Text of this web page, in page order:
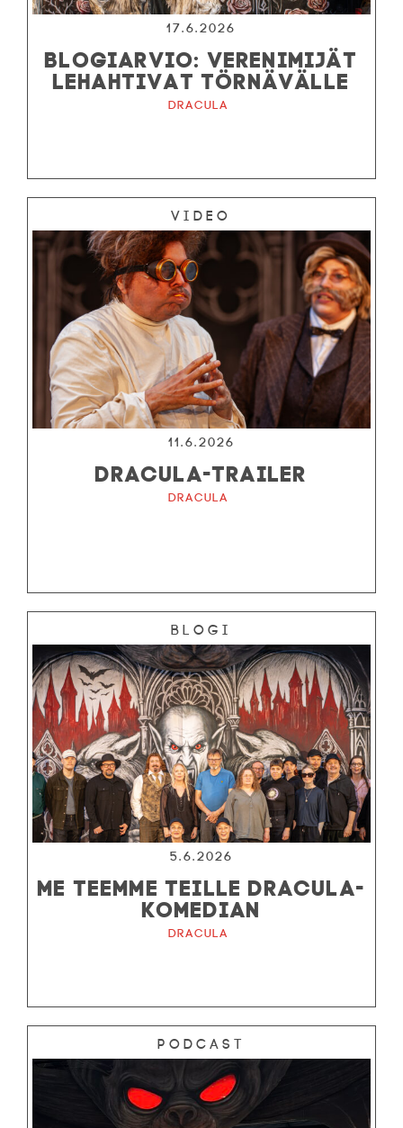
17.6.2026
BLOGIARVIO: VERENIMIJÄT
LEHAHTIVAT TÖRNÄVÄLLE
Dracula
Video
11.6.2026
DRACULA-TRAILER
Dracula
Blogi
5.6.2026
ME TEEMME TEILLE DRACULA-
KOMEDIAN
Dracula
Podcast